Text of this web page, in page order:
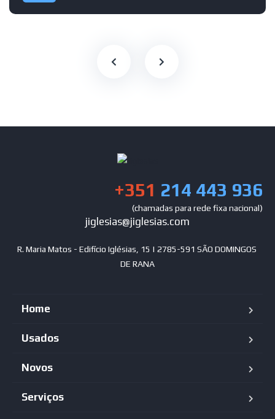
+351 214 443 936
(chamadas para rede fixa nacional)
jiglesias@jiglesias.com
R. Maria Matos - Edifício Iglésias, 15 | 2785-591 SÃO DOMINGOS
DE RANA
Home
Usados
Novos
Serviços